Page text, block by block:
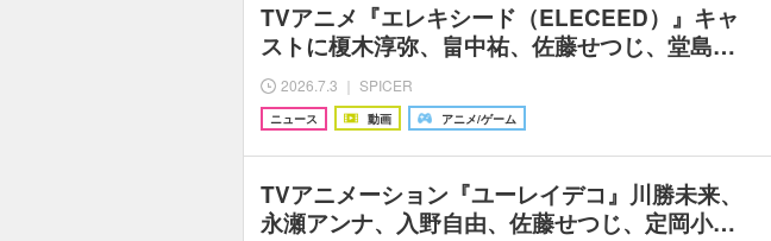
TVアニメ『エレキシード（ELECEED）』キャ
ストに榎木淳弥、畠中祐、佐藤せつじ、堂島…
2026.7.3 ｜ SPICER
ニュース 動画 アニメ/ゲーム
TVアニメーション『ユーレイデコ』川勝未来、
永瀬アンナ、入野自由、佐藤せつじ、定岡小…